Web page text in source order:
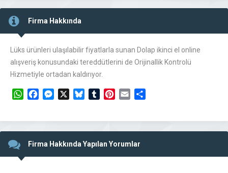
Firma Hakkında
Lüks ürünleri ulaşılabilir fiyatlarla sunan Dolap ikinci el online
alışveriş konusundaki tereddütlerini de Orijinallik Kontrolü
Hizmetiyle ortadan kaldırıyor.
WhatsAppFacebookMessengerBlueskyTumblrPinterest
Email
Firma Hakkında Yapılan Yorumlar